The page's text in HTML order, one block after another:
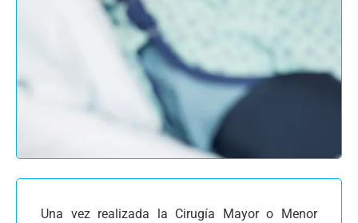
Una vez realizada la Cirugía Mayor o Menor